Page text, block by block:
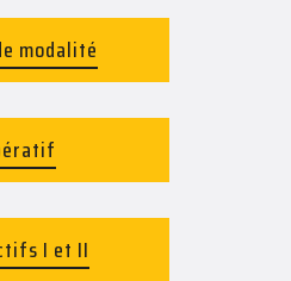
modalité
I et II